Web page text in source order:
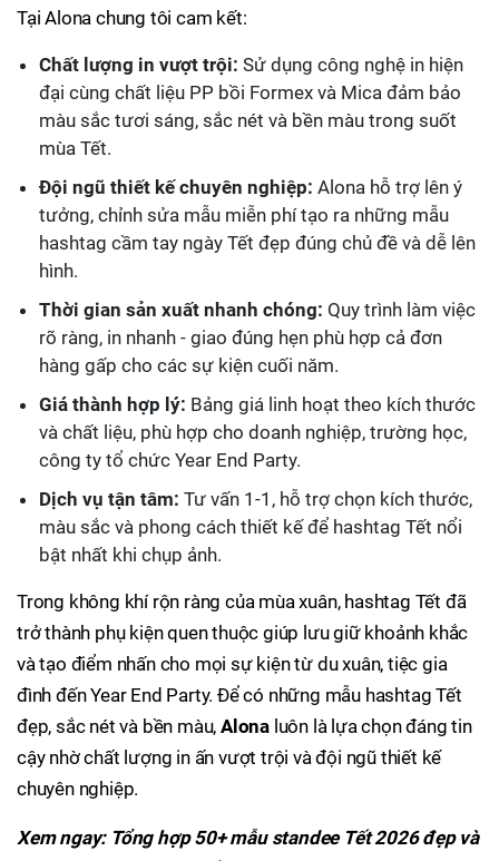
Tại Alona chung tôi cam kết:
Chất lượng in vượt trội: Sử dụng công nghệ in hiện
đại cùng chất liệu PP bồi Formex và Mica đảm bảo
màu sắc tươi sáng, sắc nét và bền màu trong suốt
mùa Tết.
Đội ngũ thiết kế chuyên nghiệp: Alona hỗ trợ lên ý
tưởng, chỉnh sửa mẫu miễn phí tạo ra những mẫu
hashtag cầm tay ngày Tết đẹp đúng chủ đề và dễ lên
hình.
Thời gian sản xuất nhanh chóng: Quy trình làm việc
rõ ràng, in nhanh - giao đúng hẹn phù hợp cả đơn
hàng gấp cho các sự kiện cuối năm.
Giá thành hợp lý: Bảng giá linh hoạt theo kích thước
và chất liệu, phù hợp cho doanh nghiệp, trường học,
công ty tổ chức Year End Party.
Dịch vụ tận tâm: Tư vấn 1-1, hỗ trợ chọn kích thước,
màu sắc và phong cách thiết kế để hashtag Tết nổi
bật nhất khi chụp ảnh.
Trong không khí rộn ràng của mùa xuân, hashtag Tết đã
trở thành phụ kiện quen thuộc giúp lưu giữ khoảnh khắc
và tạo điểm nhấn cho mọi sự kiện từ du xuân, tiệc gia
đình đến Year End Party. Để có những mẫu hashtag Tết
đẹp, sắc nét và bền màu,Alona luôn là lựa chọn đáng tin
cậy nhờ chất lượng in ấn vượt trội và đội ngũ thiết kế
chuyên nghiệp.
Xem ngay: Tổng hợp 50+ mẫu standee Tết 2026 đẹp và